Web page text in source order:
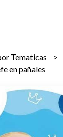
Tematicas
en pañales